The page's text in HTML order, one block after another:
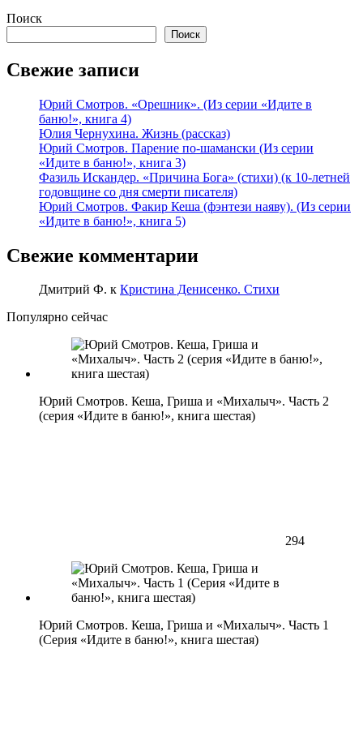
Поиск
Поиск
Свежие записи
Юрий Смотров. «Орешник». (Из серии «Идите в
баню!», книга 4)
Юлия Чернухина. Жизнь (рассказ)
Юрий Смотров. Парение по-шамански (Из серии
«Идите в баню!», книга 3)
Фазиль Искандер. «Причина Бога» (стихи) (к 10-летней
годовщине со дня смерти писателя)
Юрий Смотров. Факир Кеша (фэнтези наяву). (Из серии
«Идите в баню!», книга 5)
Свежие комментарии
Дмитрий Ф. к Кристина Денисенко. Стихи
Популярно сейчас
Юрий Смотров. Кеша, Гриша и «Михалыч». Часть 2
(серия «Идите в баню!», книга шестая)
294
Юрий Смотров. Кеша, Гриша и «Михалыч». Часть 1
(Серия «Идите в баню!», книга шестая)